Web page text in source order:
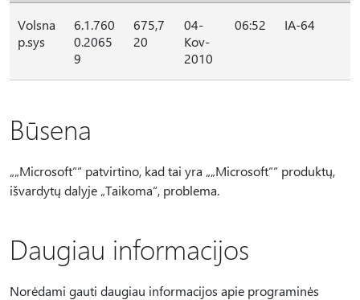
Volsna
p.sys
6.1.760
0.2065
9
675,7
20
04-
Kov-
2010
06:52 IA-64
Būsena
„„Microsoft““ patvirtino, kad tai yra „„Microsoft““ produktų,
išvardytų dalyje „Taikoma“, problema.
Daugiau informacijos
Norėdami gauti daugiau informacijos apie programinės